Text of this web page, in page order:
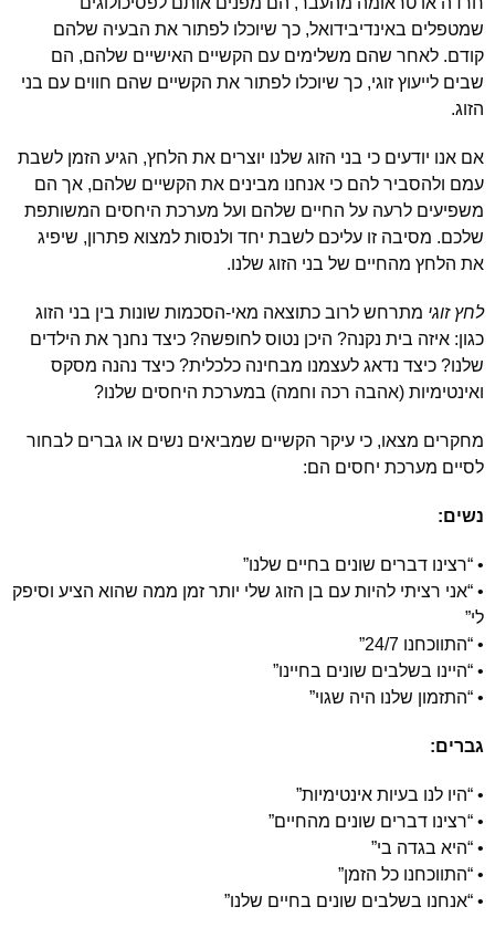
שמטפלים באינדיבידואל, כך שיוכלו לפתור את הבעיה שלהם
קודם. לאחר שהם משלימים עם הקשיים האישיים שלהם, הם
שבים לייעוץ זוגי, כך שיוכלו לפתור את הקשיים שהם חווים עם בני
הזוג.
אם אנו יודעים כי בני הזוג שלנו יוצרים את הלחץ, הגיע הזמן לשבת
עמם ולהסביר להם כי אנחנו מבינים את הקשיים שלהם, אך הם
משפיעים לרעה על החיים שלהם ועל מערכת היחסים המשותפת
שלכם. מסיבה זו עליכם לשבת יחד ולנסות למצוא פתרון, שיפיג
את הלחץ מהחיים של בני הזוג שלנו.
לחץ זוגי מתרחש לרוב כתוצאה מאי-הסכמות שונות בין בני הזוג
כגון: איזה בית נקנה? היכן נטוס לחופשה? כיצד נחנך את הילדים
שלנו? כיצד נדאג לעצמנו מבחינה כלכלית? כיצד נהנה מסקס
ואינטימיות (אהבה רכה וחמה) במערכת היחסים שלנו?
מחקרים מצאו, כי עיקר הקשיים שמביאים נשים או גברים לבחור
לסיים מערכת יחסים הם:
נשים:
• “רצינו דברים שונים בחיים שלנו”
• “אני רציתי להיות עם בן הזוג שלי יותר זמן ממה שהוא הציע וסיפק
לי”
• “התווכחנו 24/7”
• “היינו בשלבים שונים בחיינו”
• “התזמון שלנו היה שגוי”
גברים:
• “היו לנו בעיות אינטימיות”
• “רצינו דברים שונים מהחיים”
• “היא בגדה בי”
• “התווכחנו כל הזמן”
• “אנחנו בשלבים שונים בחיים שלנו”